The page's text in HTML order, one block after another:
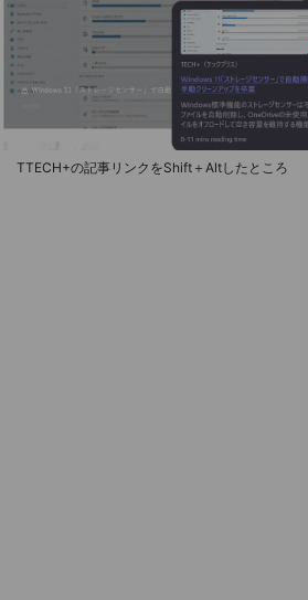
TTECH+の記事リンクをShift＋Altしたところ